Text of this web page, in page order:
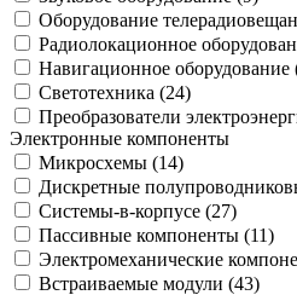
Оборудование
Радиолокационное
Навигационное оборудование
Светотехника (24)
Преобразователи
Электронные компоненты
Микросхемы (14)
Дискретные
Системы-в-корпусе (27)
Пассивные компоненты (11)
Электромеханические
Встраиваемые модули (43)